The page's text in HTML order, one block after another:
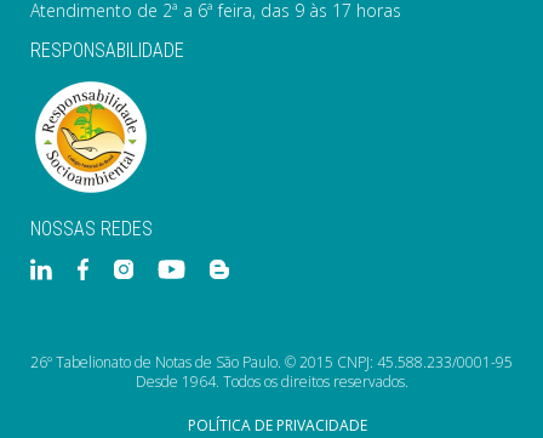
Atendimento de 2ª a 6ª feira, das 9 às 17 horas
RESPONSABILIDADE
NOSSAS REDES
26º Tabelionato de Notas de São Paulo. © 2015 CNPJ: 45.588.233/0001-95
Desde 1964. Todos os direitos reservados.
POLÍTICA DE PRIVACIDADE